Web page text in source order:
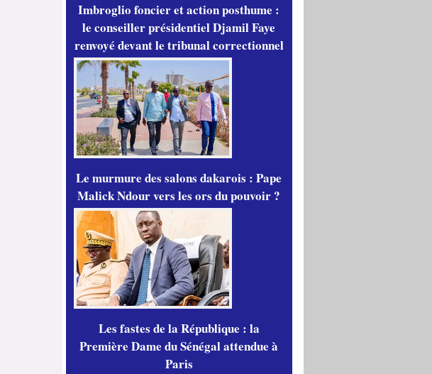
Imbroglio foncier et action posthume :
le conseiller présidentiel Djamil Faye
renvoyé devant le tribunal correctionnel
Le murmure des salons dakarois : Pape
Malick Ndour vers les ors du pouvoir ?
Les fastes de la République : la
Première Dame du Sénégal attendue à
Paris